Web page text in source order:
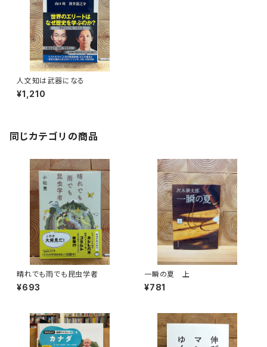
人文知は武器になる
¥1,210
同じカテゴリの商品
晴れでも雨でも昆虫学者
¥693
一瞬の夏 上
¥781